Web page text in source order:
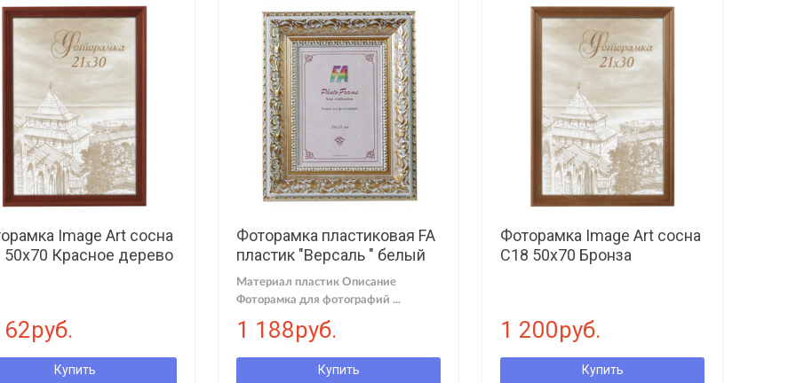
Image Art сосна
50х70 Красное дерево
Купить
Фоторамка пластиковая FA
пластик "Версаль " белый
30х40 (6/108)
Материал пластик Описание
Фоторамка для фотографий ...
1 188руб.
Купить
Фоторамка Image Art сосна
С18 50х70 Бронза
1 200руб.
Купить